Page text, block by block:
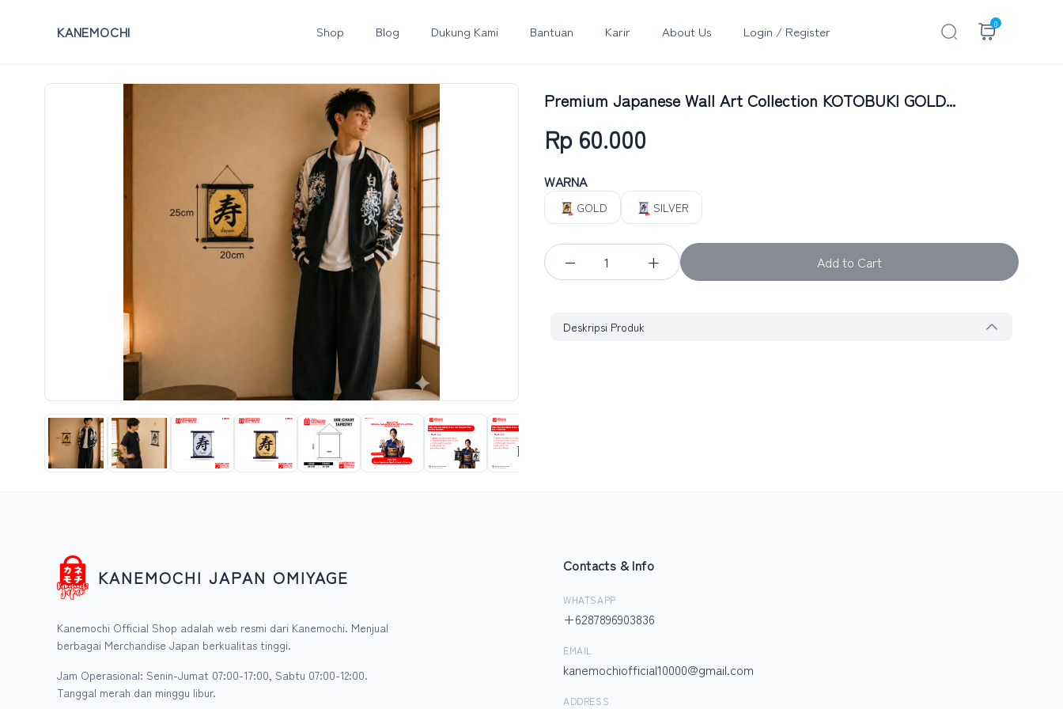
KANEMOCHI Shop Blog Dukung Kami Bantuan Karir About Us Login / Register 0
Premium Japanese Wall Art Collection KOTOBUKI GOLD...
Rp 60.000
WARNA
GOLD SILVER
− + Add to Cart
Deskripsi Produk
KANEMOCHI JAPAN OMIYAGE
Kanemochi Official Shop adalah web resmi dari Kanemochi. Menjual
berbagai Merchandise Japan berkualitas tinggi.
Jam Operasional: Senin-Jumat 07:00-17:00, Sabtu 07:00-12:00.
Tanggal merah dan minggu libur.
Contacts & Info
WHATSAPP
+6287896903836
EMAIL
kanemochiofficial10000@gmail.com
ADDRESS